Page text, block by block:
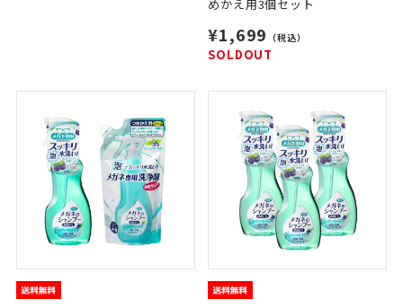
めかえ用3個セット
¥1,699 （税込）
SOLDOUT